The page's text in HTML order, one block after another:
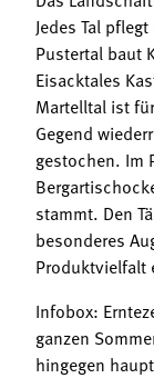
Jedes Tal
Pustertal baut
Eisacktales
Martelltal ist
Gegend
gestochen. Im
stammt. Den
besonderes
Produktvielfalt
Infobox:
ganzen
hingegen